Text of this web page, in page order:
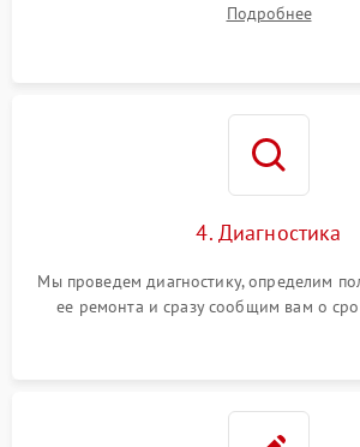
Подробнее
4. Диагностика
Мы проведем диагностику, определим
ее ремонта и сразу сообщим вам о